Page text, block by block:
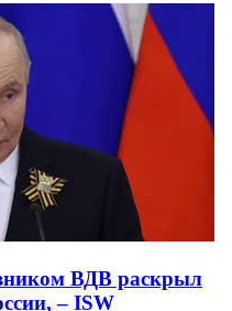
ВДВ раскрыл
– ISW